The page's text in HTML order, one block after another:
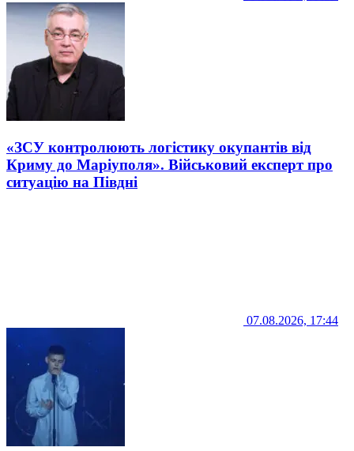
«ЗСУ контролюють логістику окупантів від
Криму до Маріуполя». Військовий експерт про
ситуацію на Півдні
07.08.2026, 17:44